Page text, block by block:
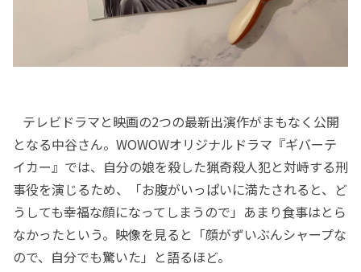
テレビドラマと映画の2つの最新出演作がまもなく公開
となる中谷さん。WOWOWオリジナルドラマ『ギバーテ
イカー』では、自分の娘を殺した猟奇殺人犯と対峙する刑
事役を演じるため、「お腹がいっぱいに満たされると、ど
うしても幸福な顔になってしまうので」あまり食事はとら
なかったという。映像を見ると「顔がずいぶんシャープな
ので、自分でも驚いた」と語るほど。